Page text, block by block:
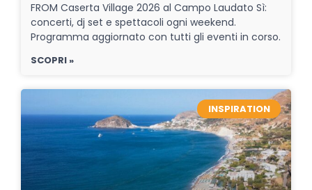
FROM Caserta Village 2026 al Campo Laudato Sì:
concerti, dj set e spettacoli ogni weekend.
Programma aggiornato con tutti gli eventi in corso.
SCOPRI »
INSPIRATION